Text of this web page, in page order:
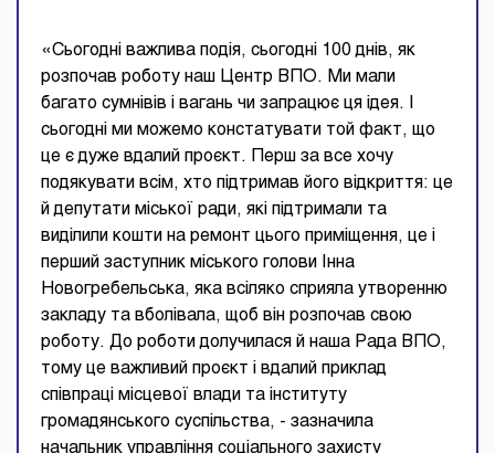
«Сьогодні важлива подія, сьогодні 100 днів, як
розпочав роботу наш Центр ВПО. Ми мали
багато сумнівів і вагань чи запрацює ця ідея. І
сьогодні ми можемо констатувати той факт, що
це є дуже вдалий проєкт. Перш за все хочу
подякувати всім, хто підтримав його відкриття: це
й депутати міської ради, які підтримали та
виділили кошти на ремонт цього приміщення, це і
перший заступник міського голови Інна
Новогребельська, яка всіляко сприяла утворенню
закладу та вболівала, щоб він розпочав свою
роботу. До роботи долучилася й наша Рада ВПО,
тому це важливий проєкт і вдалий приклад
співпраці місцевої влади та інституту
громадянського суспільства, - зазначила
начальник управління соціального захисту